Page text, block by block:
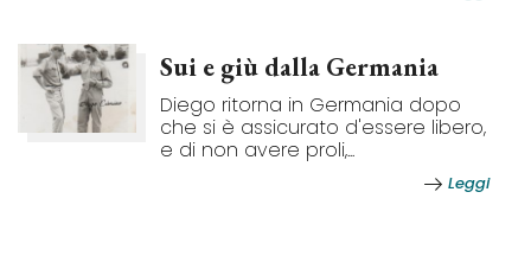
Sui e giù dalla Germania
Diego ritorna in Germania dopo
che si è assicurato d'essere libero,
e di non avere proli,...
Leggi